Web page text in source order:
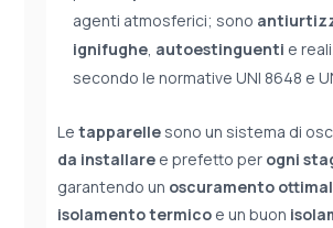
agenti atmosferici; sono
ignifughe, autoestinguenti e
secondo le normative UNI 8648 e
Letapparelle sono un sistema di
da installare e prefetto per ogni
garantendo un oscuramento
isolamento termico e un buon